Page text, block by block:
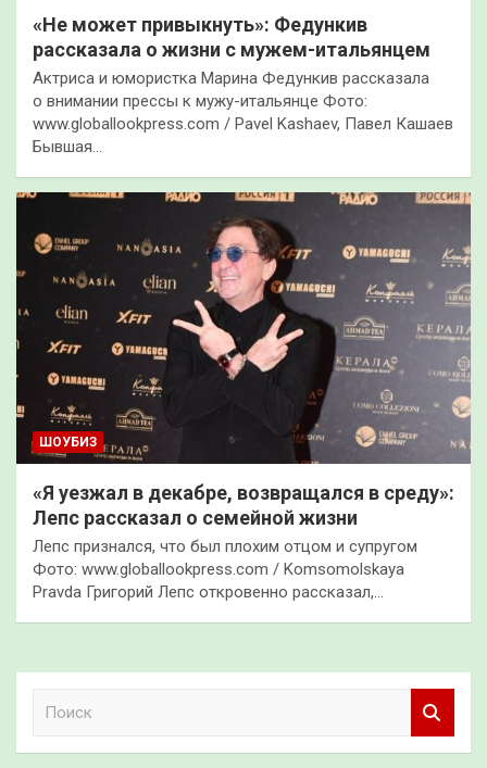
«Не может привыкнуть»: Федункив
рассказала о жизни с мужем-итальянцем
Актриса и юмористка Марина Федункив рассказала
о внимании прессы к мужу-итальянце Фото:
www.globallookpress.com / Pavel Kashaev, Павел Кашаев
Бывшая…
ШОУБИЗ
«Я уезжал в декабре, возвращался в среду»:
Лепс рассказал о семейной жизни
Лепс признался, что был плохим отцом и супругом
Фото: www.globallookpress.com / Komsomolskaya
Pravda Григорий Лепс откровенно рассказал,…